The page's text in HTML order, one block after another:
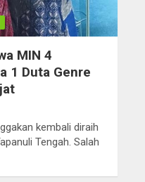
MIN 4
1 Duta Genre
kembali diraih
Tengah. Salah